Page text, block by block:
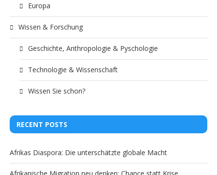
Europa
Wissen & Forschung
Geschichte, Anthropologie & Pyschologie
Technologie & Wissenschaft
Wissen Sie schon?
RECENT POSTS
Afrikas Diaspora: Die unterschätzte globale Macht
Afrikanische Migration neu denken: Chance statt Krise